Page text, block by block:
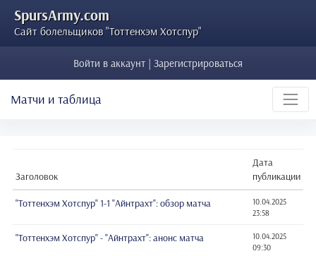
SpursArmy.com
Сайт болельщиков "Тоттенхэм Хотспур"
Войти в аккаунт | Зарегистрироваться
Матчи и таблица
Заголовок
Дата
публикации
"Тоттенхэм Хотспур" 1-1 "Айнтрахт": обзор матча
10.04.2025
23:58
"Тоттенхэм Хотспур" - "Айнтрахт": анонс матча
10.04.2025
09:30